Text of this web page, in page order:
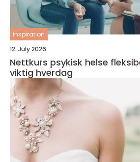
inspiration
12. July 2026
Nettkurs psykisk helse fleksibel læring for en
viktig hverdag